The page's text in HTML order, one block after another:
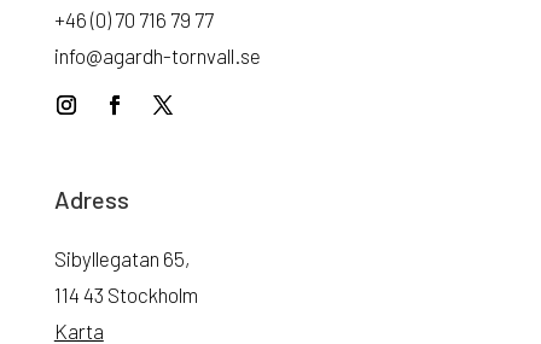
+46 (0) 70 716 79 77
info@agardh-tornvall.se
Adress
Sibyllegatan 65,
114 43 Stockholm
Karta